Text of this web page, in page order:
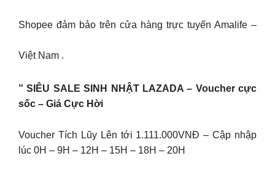
Shopee đảm bảo trên cửa hàng trực tuyến Amalife –
Việt Nam .
” SIÊU SALE SINH NHẬT LAZADA – Voucher cực
sốc – Giá Cực Hời
Voucher Tích Lũy Lên tới 1.111.000VNĐ – Cập nhập
lúc 0H – 9H – 12H – 15H – 18H – 20H